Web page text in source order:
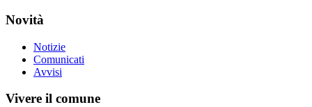
Novità
Notizie
Comunicati
Avvisi
Vivere il comune